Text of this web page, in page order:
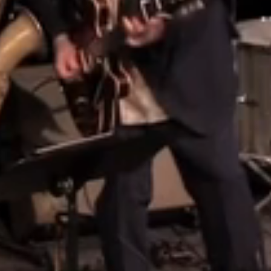
est en tournée depuis
moins d’ un an et se
produit déjà dans de
nombreux festivals
français et européens.
Ça bouge et ça
sax baryton;Eric
"Church" Léglise
et voix;
NEWS